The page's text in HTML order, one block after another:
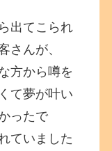
出てこられ
さんが、
方から噂を
て夢が叶い
ったで
ていました